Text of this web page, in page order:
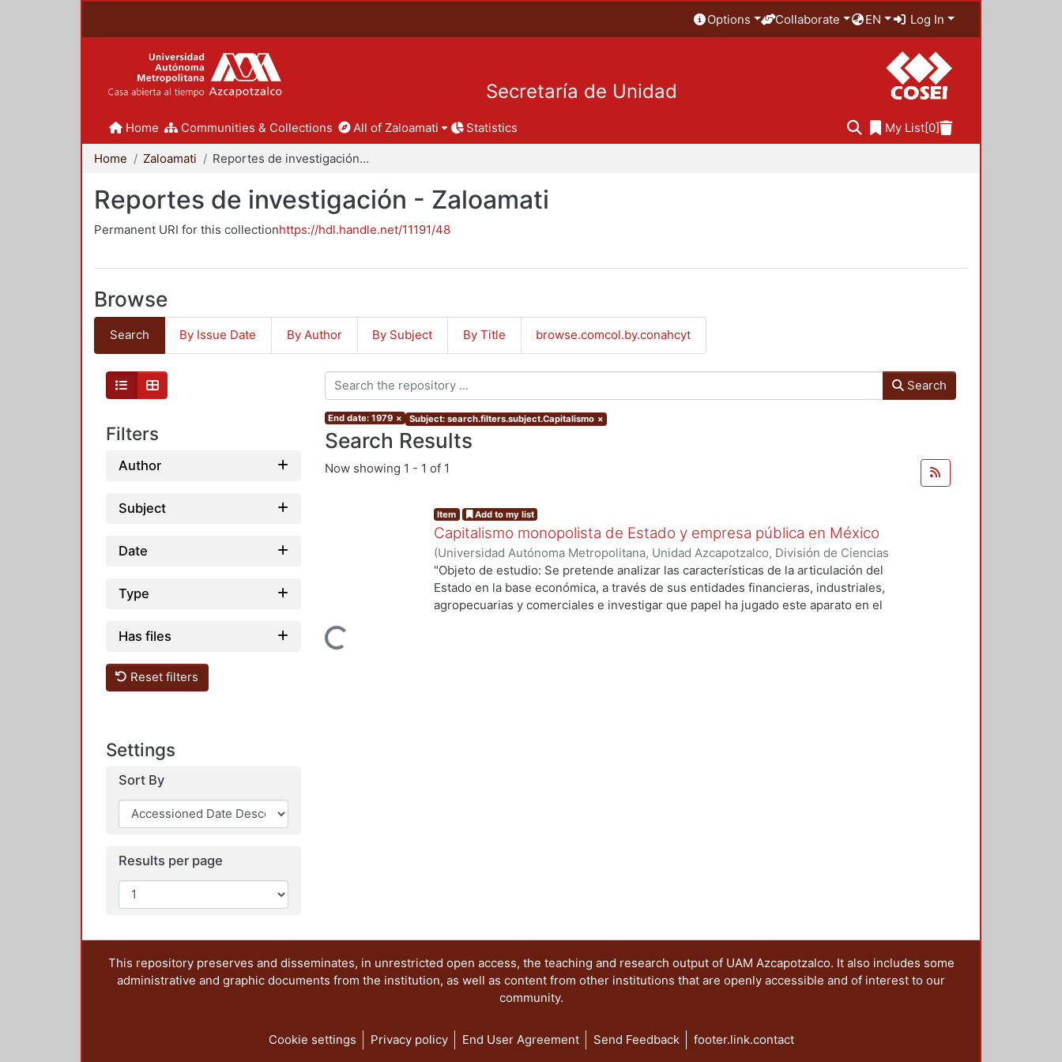
Options Collaborate EN Log In
Secretaría de Unidad
Home Communities & Collections All of Zaloamati Statistics My List[0]
Home Zaloamati Reportes de investigación - Zaloamati
Reportes de investigación - Zaloamati
Permanent URI for this collectionhttps://hdl.handle.net/11191/48
Browse
Search By Issue Date By Author By Subject By Title browse.comcol.by.conahcyt
Filters
Author
Subject
Date
Type
Has files
Reset filters
Settings
Sort By
Results per page
Search
End date: 1979 × Subject: search.filters.subject.Capitalismo ×
Search Results
Now showing 1 - 1 of 1
Loading...
Item Add to my list
Capitalismo monopolista de Estado y empresa pública en México
(Universidad Autónoma Metropolitana, Unidad Azcapotzalco, División de Ciencias
Sociales y Humanidades, Departamento de Administración,1979 )Núñez Estrada,
Héctor
"Objeto de estudio: Se pretende analizar las características de la articulación del
Estado en la base económica, a través de sus entidades financieras, industriales,
agropecuarias y comerciales e investigar que papel ha jugado este aparato en el
This repository preserves and disseminates, in unrestricted open access, the teaching and research output of UAM Azcapotzalco. It also includes some
administrative and graphic documents from the institution, as well as content from other institutions that are openly accessible and of interest to our
community.
Cookie settings Privacy policy End User Agreement Send Feedback footer.link.contact